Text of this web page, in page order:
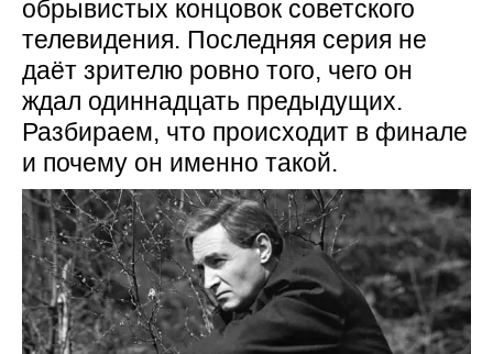
обрывистых концовок советского
телевидения. Последняя серия не
даёт зрителю ровно того, чего он
ждал одиннадцать предыдущих.
Разбираем, что происходит в финале
и почему он именно такой.